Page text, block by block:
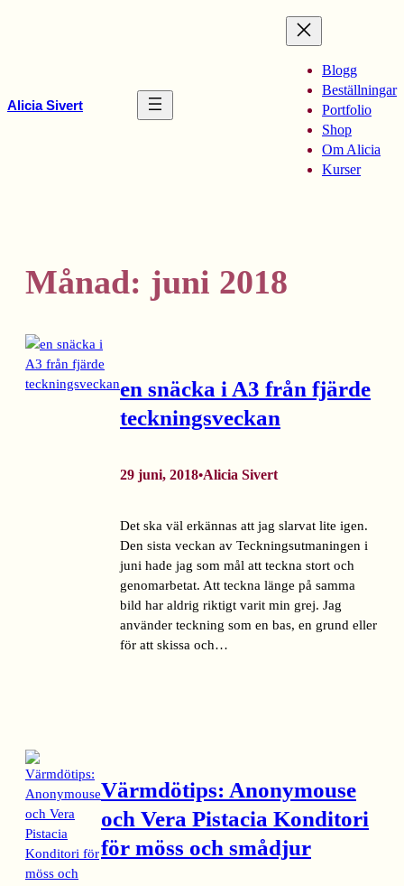
Alicia Sivert
Blogg
Beställningar
Portfolio
Shop
Om Alicia
Kurser
Månad: juni 2018
en snäcka i A3 från fjärde
teckningsveckan
29 juni, 2018•Alicia Sivert
Det ska väl erkännas att jag slarvat lite igen.
Den sista veckan av Teckningsutmaningen i
juni hade jag som mål att teckna stort och
genomarbetat. Att teckna länge på samma
bild har aldrig riktigt varit min grej. Jag
använder teckning som en bas, en grund eller
för att skissa och…
Värmdötips: Anonymouse
och Vera Pistacia Konditori
för möss och smådjur